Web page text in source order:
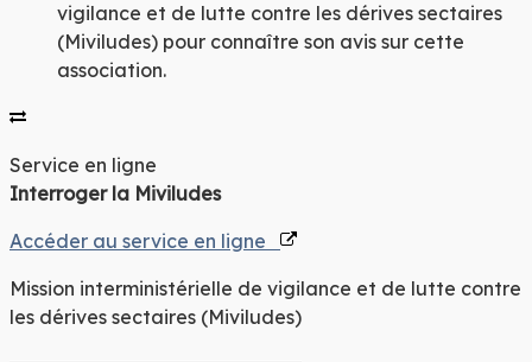
vigilance et de lutte contre les dérives sectaires
(Miviludes) pour connaître son avis sur cette
association.
Service en ligne
Interroger la Miviludes
Accéder au service en ligne
Mission interministérielle de vigilance et de lutte contre
les dérives sectaires (Miviludes)